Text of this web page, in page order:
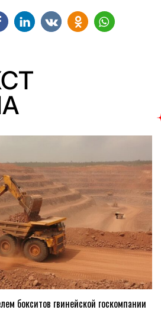
бокситов гвинейской госкомпании